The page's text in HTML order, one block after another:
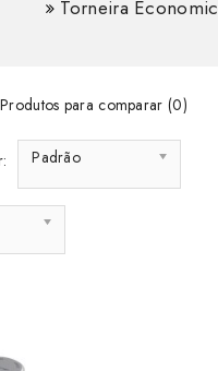
Torneira
Produtos para comparar (0)
Padrão